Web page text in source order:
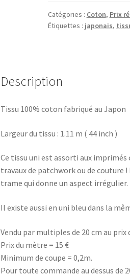
rouge
-
Catégories : Coton, Prix
Étiquettes : japonais,
Description
Tissu 100% coton fabriqué au Japon
Largeur du tissu : 1.11 m ( 44 inch )
Ce tissu uni est assorti aux
travaux de patchwork ou de couture
trame qui donne un aspect irrégulier.
Il existe aussi en uni bleu dans la
Vendu par multiples de 20 cm au prix
Prix du mètre = 15 €
Minimum de coupe = 0,2m.
Pour toute commande au dessus de